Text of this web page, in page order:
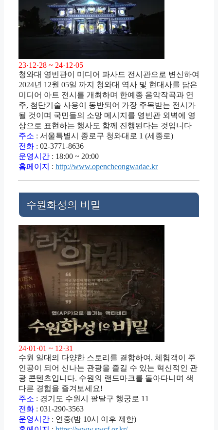
23·12·28 ~ 24·12·05
청와대 영빈관이 미디어 파사드 전시관으로 변신하여
2024년 12월 05일 까지 청와대 역사 및 현대사를 담은
미디어 아트 전시를 개최하며 한예종 음악작곡과 연
주, 첨단기술 사용이 동반되어 가장 주목받는 전시가
될 것이며 국민들의 소망 메시지를 영빈관 외벽에 영
상으로 표현하는 행사도 함께 진행된다는 것입니다
주소 : 서울특별시 종로구 청와대로 1 (세종로)
전화 : 02-3771-8636
운영시간 : 18:00 ~ 20:00
홈페이지
: http://www.opencheongwadae.kr
수원화성의 비밀
24·01·01 ~ 12·31
수원 일대의 다양한 스토리를 결합하여, 체험객이 주
인공이 되어 신나는 관광을 즐길 수 있는 혁신적인 관
광 콘텐츠입니다. 수원의 랜드마크를 돌아다니며 색
다른 경험을 즐겨보세요!
주소 : 경기도 수원시 팔달구 행궁로 11
전화 : 031-290-3563
운영시간 : 연중(밤 10시 이후 제한)